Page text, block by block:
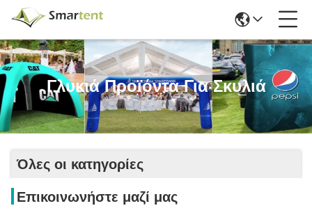
Γλυκιά Προϊόντα Για Σκυλιά
Όλες οι κατηγορίες
Επικοινωνήστε μαζί μας